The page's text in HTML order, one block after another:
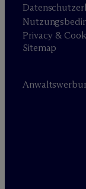
Privacy &
Sitemap